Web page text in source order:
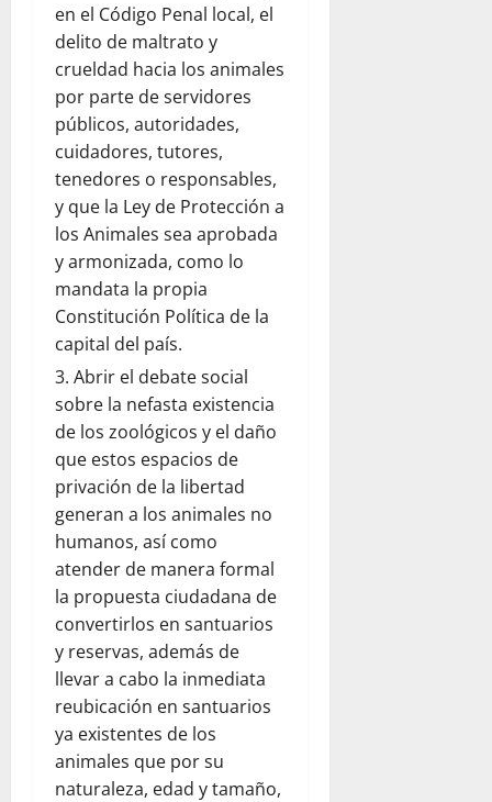
en el Código Penal local, el
delito de maltrato y
crueldad hacia los animales
por parte de servidores
públicos, autoridades,
cuidadores, tutores,
tenedores o responsables,
y que la Ley de Protección a
los Animales sea aprobada
y armonizada, como lo
mandata la propia
Constitución Política de la
capital del país.
Abrir el debate social
sobre la nefasta existencia
de los zoológicos y el daño
que estos espacios de
privación de la libertad
generan a los animales no
humanos, así como
atender de manera formal
la propuesta ciudadana de
convertirlos en santuarios
y reservas, además de
llevar a cabo la inmediata
reubicación en santuarios
ya existentes de los
animales que por su
naturaleza, edad y tamaño,